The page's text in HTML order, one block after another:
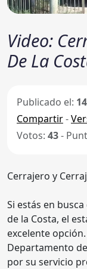
Video:
De La
Publicado el:
Compartir-
Votos: 43-
Cerrajero y
Si estás en
de la Costa, el
excelente
Departamento
por su servicio